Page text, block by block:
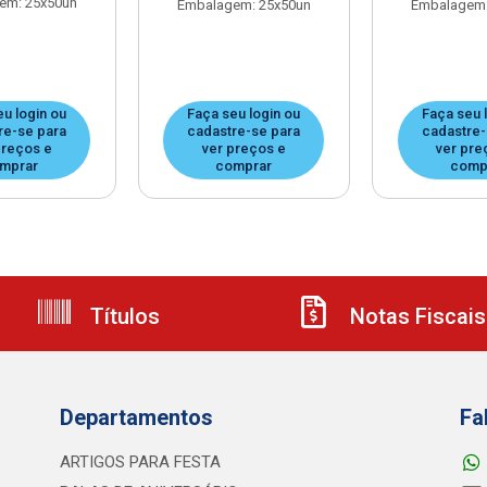
login ou
se para
e
Embalagem: 25x50un
Faça seu login ou
cadastre-se para
ver preços e
comprar
Faça seu
ver
Títulos Notas Fiscais
Departamentos
ARTIGOS PARA FESTA